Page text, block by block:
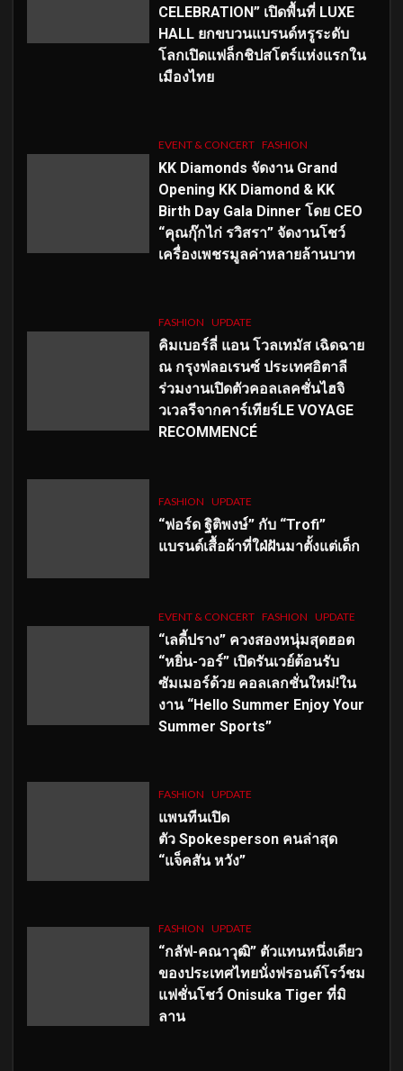
CELEBRATION” เปิดพื้นที่ LUXE
HALL ยกขบวนแบรนด์หรูระดับ
โลกเปิดแฟล็กชิปสโตร์แห่งแรกใน
เมืองไทย
EVENT & CONCERT FASHION
KK Diamonds จัดงาน Grand
Opening KK Diamond & KK
Birth Day Gala Dinner โดย CEO
“คุณกุ๊กไก่ รวิสรา” จัดงานโชว์
เครื่องเพชรมูลค่าหลายล้านบาท
FASHION UPDATE
คิมเบอร์ลี่ แอน โวลเทมัส เฉิดฉาย
ณ กรุงฟลอเรนซ์ ประเทศอิตาลี
ร่วมงานเปิดตัวคอลเลคชั่นไฮจิ
วเวลรีจากคาร์เทียร์LE VOYAGE
RECOMMENCÉ
FASHION UPDATE
“ฟอร์ด ฐิติพงษ์” กับ “Trofi”
แบรนด์เสื้อผ้าที่ใฝ่ฝันมาตั้งแต่เด็ก
EVENT & CONCERT FASHION UPDATE
“เลดี้ปราง” ควงสองหนุ่มสุดฮอต
“หยิ่น-วอร์” เปิดรันเวย์ต้อนรับ
ซัมเมอร์ด้วย คอลเลกชั่นใหม่!ใน
งาน “Hello Summer Enjoy Your
Summer Sports”
FASHION UPDATE
แพนทีนเปิด
ตัว Spokesperson คนล่าสุด
“แจ็คสัน หวัง”
FASHION UPDATE
“กลัฟ-คณาวุฒิ” ตัวแทนหนึ่งเดียว
ของประเทศไทยนั่งฟรอนต์โรว์ชม
แฟชั่นโชว์ Onisuka Tiger ที่มิ
ลาน